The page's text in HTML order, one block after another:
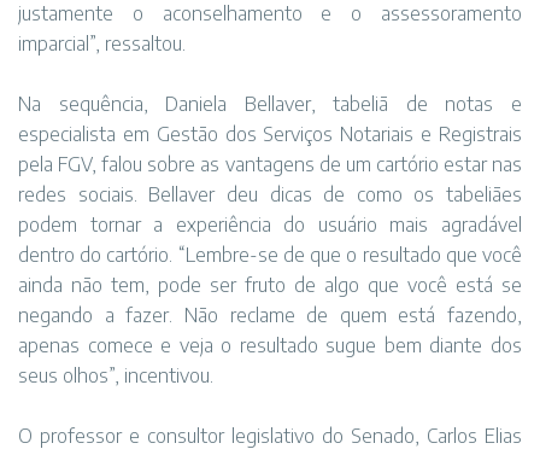
justamente o aconselhamento e o assessoramento
imparcial”, ressaltou.
Na sequência, Daniela Bellaver, tabeliã de notas e
especialista em Gestão dos Serviços Notariais e Registrais
pela FGV, falou sobre as vantagens de um cartório estar nas
redes sociais. Bellaver deu dicas de como os tabeliães
podem tornar a experiência do usuário mais agradável
dentro do cartório. “Lembre-se de que o resultado que você
ainda não tem, pode ser fruto de algo que você está se
negando a fazer. Não reclame de quem está fazendo,
apenas comece e veja o resultado sugue bem diante dos
seus olhos”, incentivou.
O professor e consultor legislativo do Senado, Carlos Elias